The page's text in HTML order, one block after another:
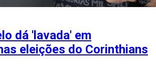
dá 'lavada' em
eleições do Corinthians